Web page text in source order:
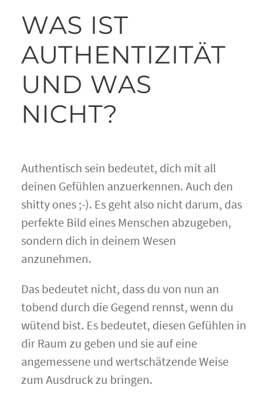
WAS IST
AUTHENTIZITÄT
UND WAS
NICHT?
Authentisch sein bedeutet, dich mit all
deinen Gefühlen anzuerkennen. Auch den
shitty ones ;-). Es geht also nicht darum, das
perfekte Bild eines Menschen abzugeben,
sondern dich in deinem Wesen
anzunehmen.
Das bedeutet nicht, dass du von nun an
tobend durch die Gegend rennst, wenn du
wütend bist. Es bedeutet, diesen Gefühlen in
dir Raum zu geben und sie auf eine
angemessene und wertschätzende Weise
zum Ausdruck zu bringen.